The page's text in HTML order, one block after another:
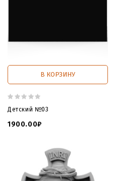
В КОРЗИНУ
Детский №03
1900.00₽